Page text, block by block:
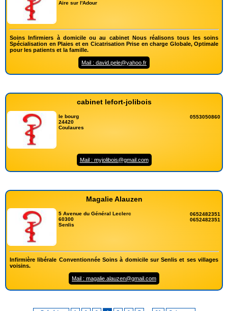
Aire sur l'Adour
Soins Infirmiers à domicile ou au cabinet Nous réalisons tous les soins
Spécialisation en Plaies et en Cicatrisation Prise en charge Globale, Optimale
pour les patients et la famille.
Mail : david.pele@yahoo.fr
cabinet lefort-jolibois
le bourg
24420
Coulaures
0553050860
Mail : myjolibois@gmail.com
Magalie Alauzen
5 Avenue du Général Leclerc
60300
Senlis
0652482351
0652482351
Infirmière libérale Conventionnée Soins à domicile sur Senlis et ses villages
voisins.
Mail : magalie.alauzen@gmail.com